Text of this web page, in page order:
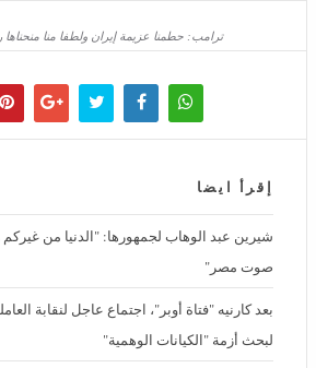
ترامب: حطمنا عزيمة إيران ولطفا منا